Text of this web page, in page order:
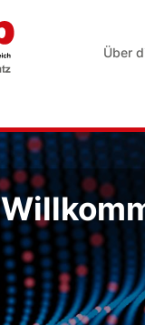
Über